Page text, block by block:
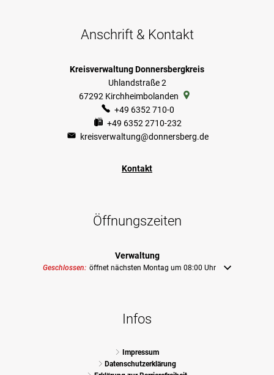
Anschrift & Kontakt
Kreisverwaltung Donnersbergkreis
Uhlandstraße 2
67292 Kirchheimbolanden
+49 6352 710-0
+49 6352 2710-232
kreisverwaltung@donnersberg.de
Kontakt
Öffnungszeiten
Verwaltung
Klicken, um weitere Öffnungs- oder Schließzeiten auszublenden
Geschlossen: öffnet nächsten Montag um 08:00 Uhr
Infos
Impressum
Datenschutzerklärung